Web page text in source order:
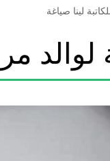
لينا صياغة
لوالد